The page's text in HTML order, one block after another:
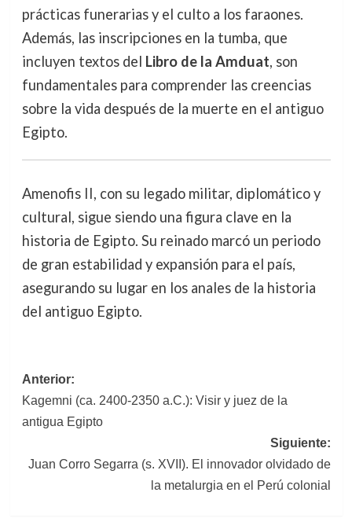
prácticas funerarias y el culto a los faraones.
Además, las inscripciones en la tumba, que
incluyen textos del Libro de la Amduat, son
fundamentales para comprender las creencias
sobre la vida después de la muerte en el antiguo
Egipto.
Amenofis II, con su legado militar, diplomático y
cultural, sigue siendo una figura clave en la
historia de Egipto. Su reinado marcó un periodo
de gran estabilidad y expansión para el país,
asegurando su lugar en los anales de la historia
del antiguo Egipto.
Navegación
de
entradas
Anterior:
Kagemni (ca. 2400-2350 a.C.): Visir y juez de la
antigua Egipto
Siguiente:
Juan Corro Segarra (s. XVII). El innovador olvidado de
la metalurgia en el Perú colonial